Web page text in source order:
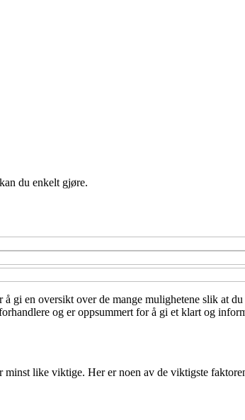
du enkelt gjøre.
gi en oversikt over de mange mulighetene slik at
og er oppsummert for å gi et klart og
like viktige. Her er noen av de viktigste